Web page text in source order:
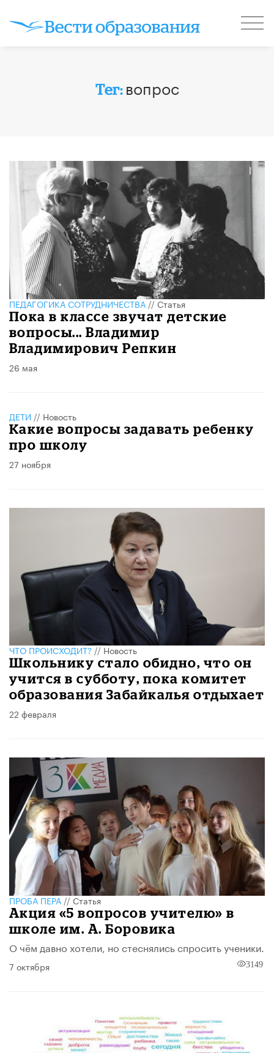
Тег: вопрос
ПЕДАГОГИКА СОТРУДНИЧЕСТВА//Статья
​Пока в классе звучат детские
вопросы... Владимир
Владимирович Репкин
26 мая
ДЕТИ // Новость
Какие вопросы задавать ребенку
про школу
27 ноября
ЧТО ПРОИСХОДИТ?//Новость
Школьнику стало обидно, что он
учится в субботу, пока комитет
образования Забайкалья отдыхает
22 февраля
ПРОБА ПЕРА//Статья
Акция «5 вопросов учителю» в
школе им. А. Боровика
О чём давно хотели, но стеснялись спросить ученики.
7 октября 3149